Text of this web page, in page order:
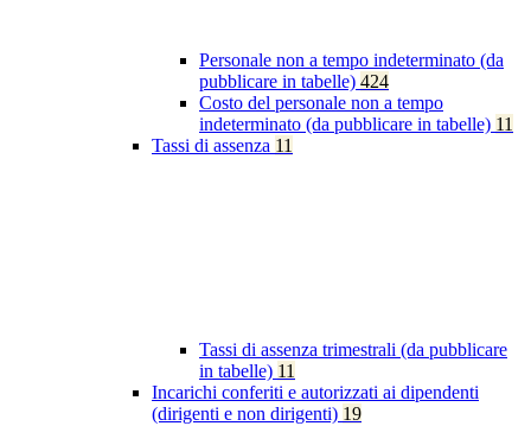
Personale non a tempo indeterminato (da
pubblicare in tabelle) 424
Costo del personale non a tempo
indeterminato (da pubblicare in tabelle) 11
Tassi di assenza 11
Tassi di assenza trimestrali (da pubblicare
in tabelle) 11
Incarichi conferiti e autorizzati ai dipendenti
(dirigenti e non dirigenti) 19